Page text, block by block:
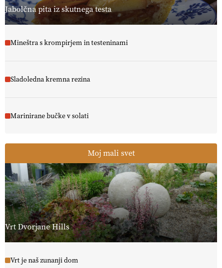
Jabolčna pita iz skutnega testa
Mineštra s krompirjem in testeninami
Sladoledna kremna rezina
Marinirane bučke v solati
Moj mali svet
Vrt Dvorjane Hills
Vrt je naš zunanji dom